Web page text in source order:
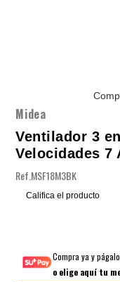
Midea
Ventilador 3
Velocidades 7
Ref. MSF18M3BK
Califica el producto
Compra ya y
o elige aquí tu